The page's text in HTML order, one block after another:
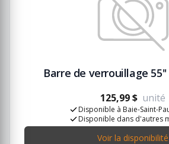
Barre de verrouillage
125,99 $ unité
Disponible à Baie-Saint-
Disponible dans d'autres
Voir la disponibilité